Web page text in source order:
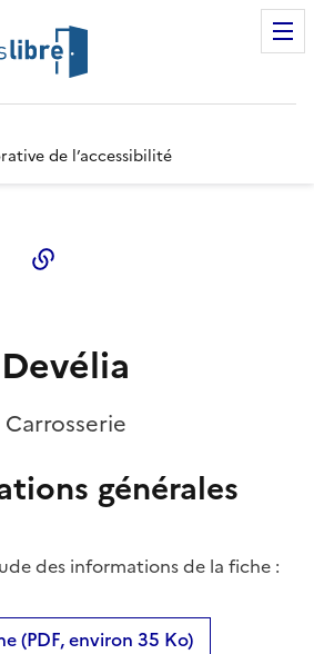
de l’accessibilité
Twitter)
Linkedin
Devélia
Carrosserie
générales
des informations de la fiche :
(PDF, environ 35 Ko)